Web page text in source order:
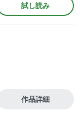
試し読み
作品詳細